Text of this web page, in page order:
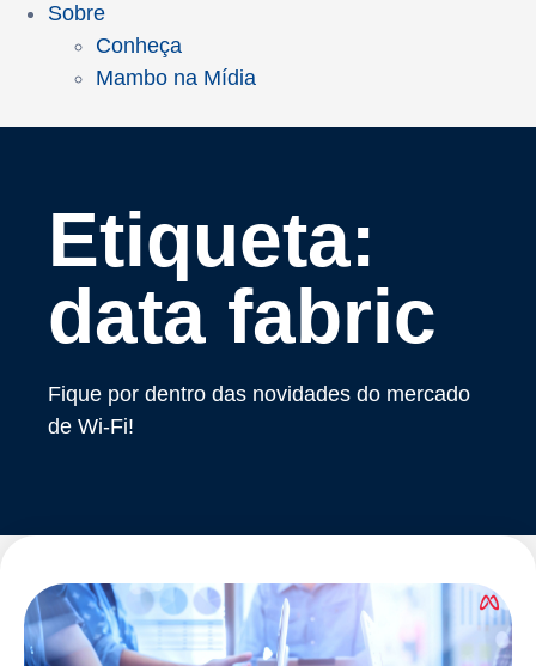
Sobre
Conheça
Mambo na Mídia
Etiqueta:
data fabric
Fique por dentro das novidades do mercado
de Wi-Fi!